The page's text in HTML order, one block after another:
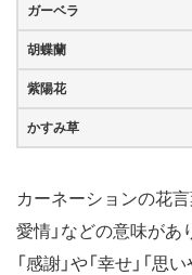
ガーベラ
胡蝶蘭
紫陽花
かすみ草
カーネーションの花
愛情」などの意味があ
「感謝」や「幸せ」「